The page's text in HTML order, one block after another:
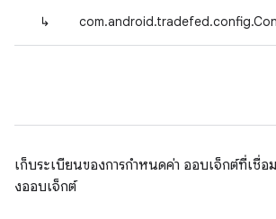
↳
เก็บระเบียนของการกำหนดค่า ออบเจ็กต์ที่เชื่อ
งออบเจ็กต์